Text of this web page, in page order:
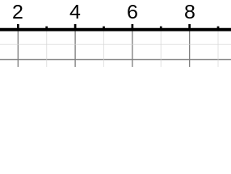
2 4 6 8